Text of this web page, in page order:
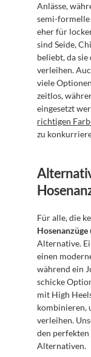
Anlässe,
semi-
eher für
sind Seide,
beliebt, da
verleihen.
viele
zeitlos,
richtigen
zu
Alternative.
einen
während ein
schicke
mit High
kombinieren,
verleihen.
den perfekten
Alternativen.